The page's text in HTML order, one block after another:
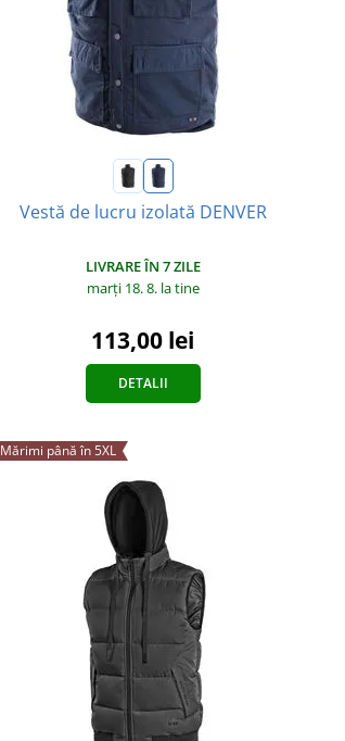
Vestă de lucru izolată DENVER
LIVRARE ÎN 7 ZILE
marți 18. 8. la tine
113,00 lei
DETALII
Mărimi până în 5XL